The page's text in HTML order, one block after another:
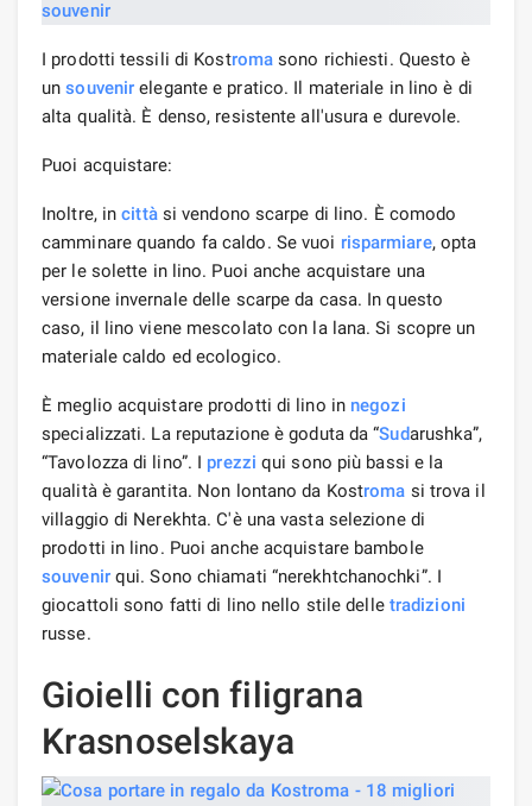
I prodotti tessili di Kostroma sono richiesti. Questo è
unsouvenir elegante e pratico. Il materiale in lino è di
alta qualità. È denso, resistente all'usura e durevole.
Puoi acquistare:
Inoltre, incittàsi vendono scarpe di lino. È comodo
camminare quando fa caldo. Se vuoi risparmiare, opta
per le solette in lino. Puoi anche acquistare una
versione invernale delle scarpe da casa. In questo
caso, il lino viene mescolato con la lana. Si scopre un
materiale caldo ed ecologico.
È meglio acquistare prodotti di lino in negozi
specializzati. La reputazione è goduta da “Sudarushka”,
“Tavolozza di lino”. I prezzi qui sono più bassi e la
qualità è garantita. Non lontano da Kostroma si trova il
villaggio di Nerekhta. C'è una vasta selezione di
prodotti in lino. Puoi anche acquistare bambole
souvenirqui. Sono chiamati “nerekhtchanochki”. I
giocattoli sono fatti di lino nello stile delle tradizioni
russe.
Gioielli con filigrana
Krasnoselskaya